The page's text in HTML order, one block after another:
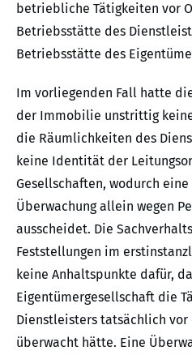
betriebliche Tätigkeiten vor
Betriebsstätte des
Betriebsstätte des
Im vorliegenden Fall hatte
der Immobilie unstrittig
die Räumlichkeiten des
keine Identität der
Gesellschaften, wodurch
Überwachung allein wegen
ausscheidet. Die
Feststellungen im
keine Anhaltspunkte dafür,
Eigentümergesellschaft die
Dienstleisters tatsächlich vor
überwacht hätte. Eine